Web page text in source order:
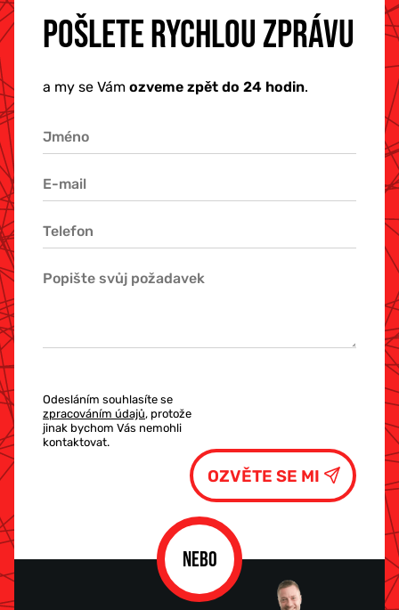
POŠLETE RYCHLOU ZPRÁVU
a my se Vám ozveme zpět do 24 hodin.
Odesláním souhlasíte se
zpracováním údajů, protože
jinak bychom Vás nemohli
kontaktovat.
NEBO